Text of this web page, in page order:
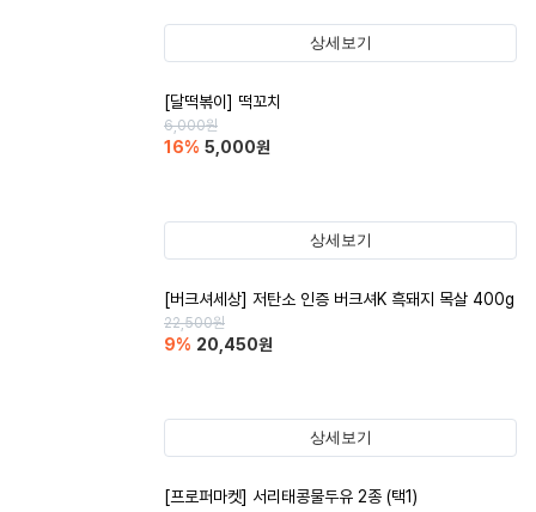
상세보기
[달떡볶이] 떡꼬치
6,000원
16% 5,000원
상세보기
[버크셔세상] 저탄소 인증 버크셔K 흑돼지 목살 400g
22,500원
9% 20,450원
상세보기
[프로퍼마켓] 서리태콩물두유 2종 (택1)